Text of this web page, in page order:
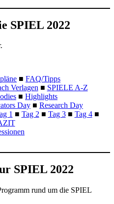
SPIEL 2022
■ FAQ/Tipps
Verlagen■ SPIELE A-Z
■ Highlights
Day ■ Research Day
1 ■ Tag 2■ Tag 3■ Tag 4■
SPIEL 2022
rund um die SPIEL